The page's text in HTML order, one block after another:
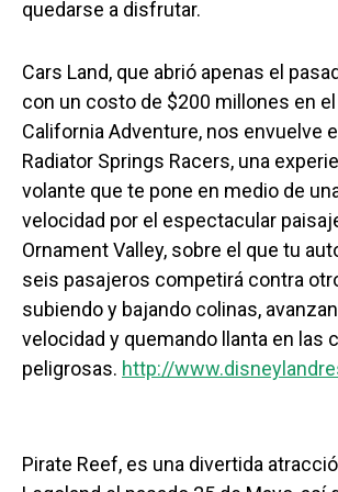
quedarse a disfrutar.
Cars Land, que abrió apenas el
con un costo de $200 millones en
California Adventure, nos envuelve
Radiator Springs Racers, una
volante que te pone en medio de
velocidad por el espectacular
Ornament Valley, sobre el que tu
seis pasajeros competirá contra
subiendo y bajando colinas,
velocidad y quemando llanta en las
peligrosas. http://
Pirate Reef, es una divertida